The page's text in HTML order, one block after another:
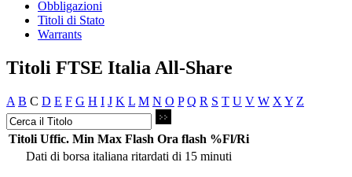
Obbligazioni
Titoli di Stato
Warrants
Titoli FTSE Italia All-Share
A B C D E F G H I J K L M N O P Q R S T U V W X Y Z
Titoli Uffic. Min Max Flash Ora flash %Fl/Ri
Dati di borsa italiana ritardati di 15 minuti